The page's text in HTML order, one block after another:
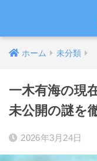
ホーム 未分類
一木有海の現
未公開の謎を
2026年3月24日